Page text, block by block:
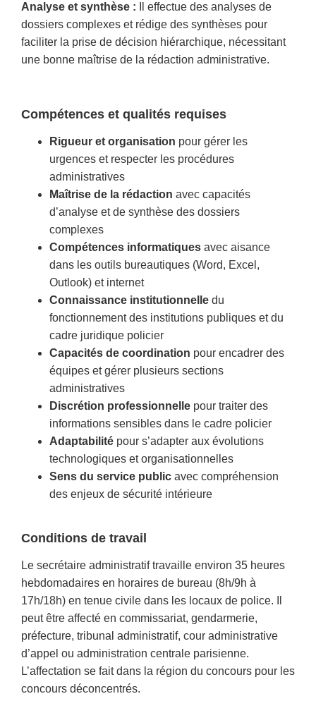
Analyse et synthèse : Il effectue des analyses de
dossiers complexes et rédige des synthèses pour
faciliter la prise de décision hiérarchique, nécessitant
une bonne maîtrise de la rédaction administrative.
Compétences et qualités requises
Rigueur et organisation pour gérer les
urgences et respecter les procédures
administratives
Maîtrise de la rédaction avec capacités
d’analyse et de synthèse des dossiers
complexes
Compétences informatiques avec aisance
dans les outils bureautiques (Word, Excel,
Outlook) et internet
Connaissance institutionnelle du
fonctionnement des institutions publiques et du
cadre juridique policier
Capacités de coordination pour encadrer des
équipes et gérer plusieurs sections
administratives
Discrétion professionnelle pour traiter des
informations sensibles dans le cadre policier
Adaptabilité pour s’adapter aux évolutions
technologiques et organisationnelles
Sens du service public avec compréhension
des enjeux de sécurité intérieure
Conditions de travail
Le secrétaire administratif travaille environ 35 heures
hebdomadaires en horaires de bureau (8h/9h à
17h/18h) en tenue civile dans les locaux de police. Il
peut être affecté en commissariat, gendarmerie,
préfecture, tribunal administratif, cour administrative
d’appel ou administration centrale parisienne.
L’affectation se fait dans la région du concours pour les
concours déconcentrés.